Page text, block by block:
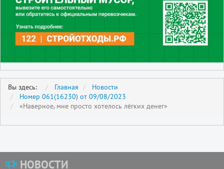
Вы здесь: Главная
Новости
Номер 061(16230) от 09/08/2023
«Наверное, мне просто хотелось лёгких денег»
НОВОСТИ